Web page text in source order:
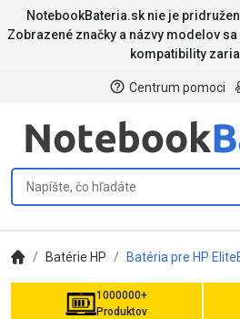
NotebookBateria.sk nie je
Zobrazené značky a názvy modelov
kompatibility
Centrum pomoci
Batérie HP Batéria pre HP
1000000+
Produktov